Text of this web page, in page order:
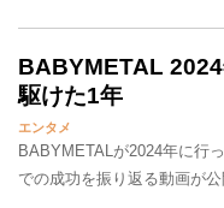
BABYMETAL
駆けた1年
エンタメ
BABYMETALが2024年に行
での成功を振り返る動画が